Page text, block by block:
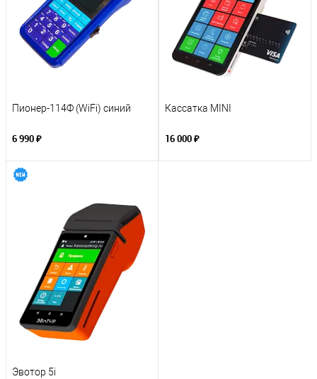
Пионер-114Ф (WiFi) синий
6 990 ₽
Кассатка MINI
16 000 ₽
Эвотор 5i